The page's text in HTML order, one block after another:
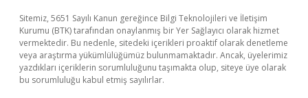
Sitemiz, 5651 Sayılı Kanun gereğince Bilgi Teknolojileri ve İletişim
Kurumu (BTK) tarafından onaylanmış bir Yer Sağlayıcı olarak hizmet
vermektedir. Bu nedenle, sitedeki içerikleri proaktif olarak denetleme
veya araştırma yükümlülüğümüz bulunmamaktadır. Ancak, üyelerimiz
yazdıkları içeriklerin sorumluluğunu taşımakta olup, siteye üye olarak
bu sorumluluğu kabul etmiş sayılırlar.